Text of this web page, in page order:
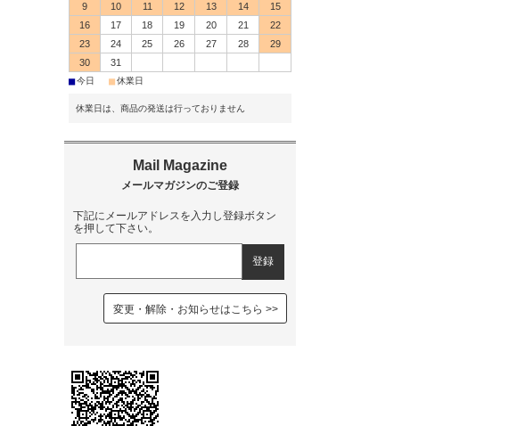
9
10 11 12 13 14
15
16
17 18 19 20 21
22
23
24 25 26 27 28
29
30
31
■今日 ■休業日
休業日は、商品の発送は行っておりません
下記にメールアドレスを入力し登録ボタン
を押して下さい。
変更・解除・お知らせはこちら